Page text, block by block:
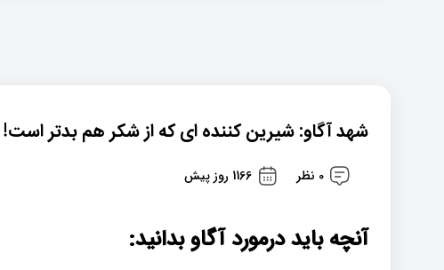
شهد آگاو: شیرین کننده ای که از شکر هم بدتر است!
0 نظر 1166 روز پیش
آنچه باید درمورد آگاو بدانید: